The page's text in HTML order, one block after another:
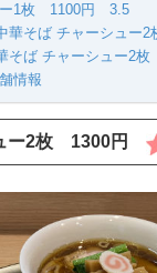
ー1枚 1100円 3.5
華そば チャーシュ
そば チャーシュー2
情報
ュー2枚 1300円